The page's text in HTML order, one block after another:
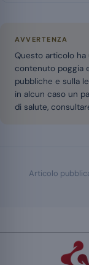
AVVERTENZA
Questo articolo ha
contenuto poggia
pubbliche e sulla
in alcun caso un
di salute,
Articolo